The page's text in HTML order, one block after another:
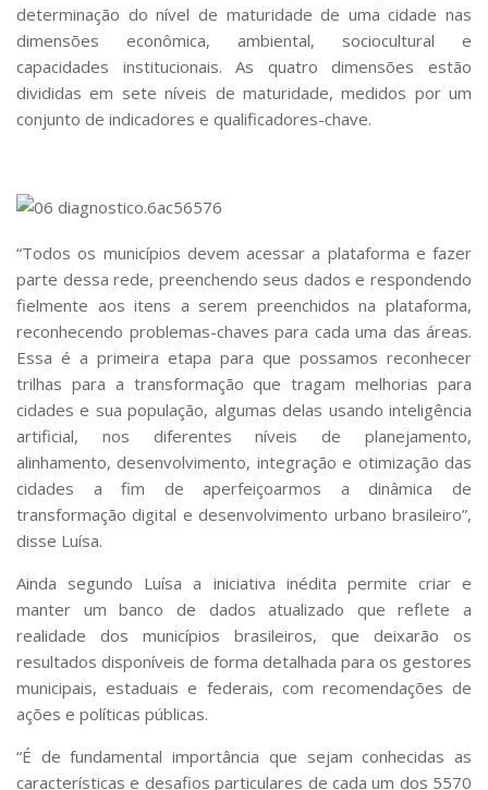
determinação do nível de maturidade de uma cidade nas
dimensões econômica, ambiental, sociocultural e
capacidades institucionais. As quatro dimensões estão
divididas em sete níveis de maturidade, medidos por um
conjunto de indicadores e qualificadores-chave.
“Todos os municípios devem acessar a plataforma e fazer
parte dessa rede, preenchendo seus dados e respondendo
fielmente aos itens a serem preenchidos na plataforma,
reconhecendo problemas-chaves para cada uma das áreas.
Essa é a primeira etapa para que possamos reconhecer
trilhas para a transformação que tragam melhorias para
cidades e sua população, algumas delas usando inteligência
artificial, nos diferentes níveis de planejamento,
alinhamento, desenvolvimento, integração e otimização das
cidades a fim de aperfeiçoarmos a dinâmica de
transformação digital e desenvolvimento urbano brasileiro”,
disse Luísa.
Ainda segundo Luísa a iniciativa inédita permite criar e
manter um banco de dados atualizado que reflete a
realidade dos municípios brasileiros, que deixarão os
resultados disponíveis de forma detalhada para os gestores
municipais, estaduais e federais, com recomendações de
ações e políticas públicas.
“É de fundamental importância que sejam conhecidas as
características e desafios particulares de cada um dos 5570